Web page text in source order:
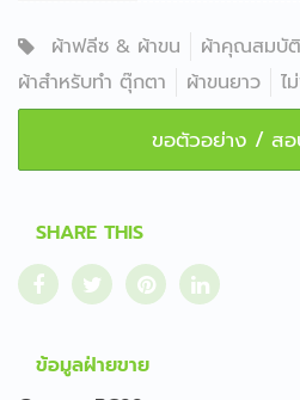
ผ้าฟลีซ & ผ้าขน
ผ้าคุณสมบั
ผ้าสำหรับทำ ตุ๊กตา
ผ้าขนยาว ไ
ขอตัวอย่าง / สอ
SHARE THIS
ข้อมูลฝ่ายขาย